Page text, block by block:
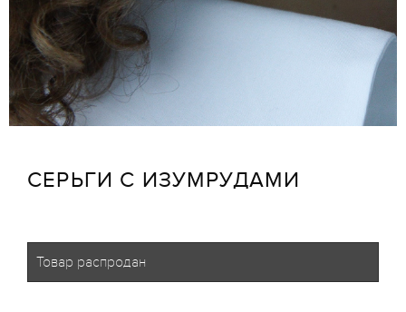
СЕРЬГИ С ИЗУМРУДАМИ
Товар распродан